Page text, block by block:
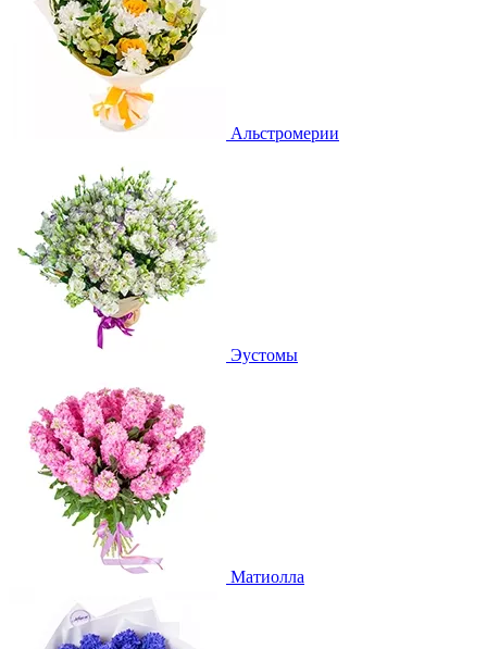
Альстромерии
Эустомы
Матиолла